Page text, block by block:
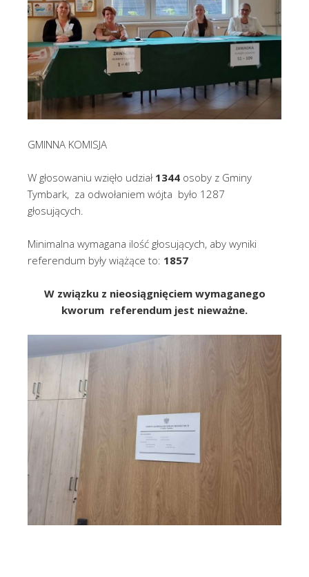
GMINNA KOMISJA
W głosowaniu wzięło udział 1344 osoby z Gminy
Tymbark, za odwołaniem wójta było 1287
głosujących.
Minimalna wymagana ilość głosujących, aby wyniki
referendum były wiążące to: 1857
W związku z nieosiągnięciem wymaganego
kworum referendum jest nieważne.